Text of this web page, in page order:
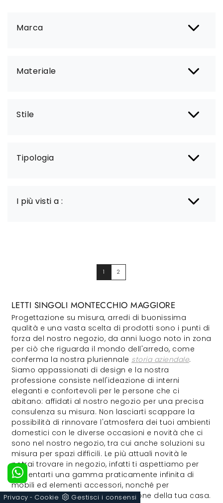
Marca
Materiale
Stile
Tipologia
I più visti a :
1 2
LETTI SINGOLI MONTECCHIO MAGGIORE
Progettazione su misura, arredi di buonissima
qualità e una vasta scelta di prodotti sono i punti di
forza del nostro negozio, da anni luogo noto in zona
per ciò che riguarda il mondo dell'arredo, come
conferma la nostra pluriennale storia aziendale.
Siamo appassionati di design e la nostra
professione consiste nell'ideazione di interni
eleganti e confortevoli per le persone che ci
abitano: affidati al nostro negozio per una precisa
consulenza su misura. Non lasciarti scappare la
possibilità di rinnovare l'atmosfera dei tuoi ambienti
domestici con le diverse occasioni e novità che ci
sono nel nostro negozio, tra cui anche soluzioni su
misura per spazi difficili. Le più attuali novità le
potrai trovare in negozio, infatti ti aspettiamo per
presentarti una gamma praticamente infinita di
mobili ed elementi accessori, nonché per
accompagnarti nella ristrutturazione della tua casa.
Privacy - Cookie Gestisci i consensi